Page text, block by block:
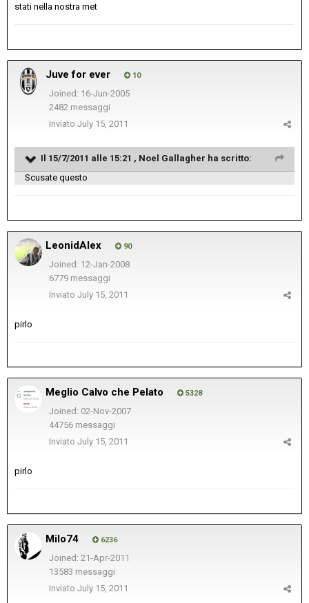
stati nella nostra met
Juve for ever 10
Joined: 16-Jun-2005
2482 messaggi
Inviato July 15, 2011
Il 15/7/2011 alle 15:21 , Noel Gallagher ha scritto:
Scusate questo
LeonidAlex 90
Joined: 12-Jan-2008
6779 messaggi
Inviato July 15, 2011
pirlo
Meglio Calvo che Pelato 5328
Joined: 02-Nov-2007
44756 messaggi
Inviato July 15, 2011
pirlo
Milo74 6236
Joined: 21-Apr-2011
13583 messaggi
Inviato July 15, 2011